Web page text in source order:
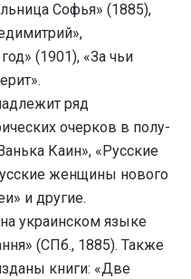
Софья» (1885),
(1901), «За чьи
ряд
очерков в полу-
Каин», «Русские
женщины нового
и другие.
украинском языке
(СПб., 1885). Также
книги: «Две